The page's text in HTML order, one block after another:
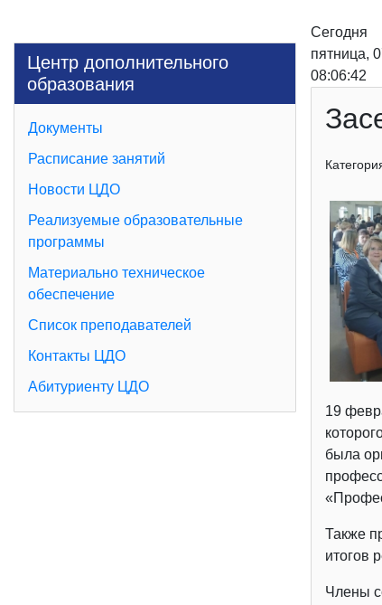
Центр дополнительного
образования
Документы
Расписание занятий
Новости ЦДО
Реализуемые образовательные
программы
Материально техническое
обеспечение
Список преподавателей
Контакты ЦДО
Абитуриенту ЦДО
Сегодня
пятница,
08:06:43
19
была
Также
итогов
Члены